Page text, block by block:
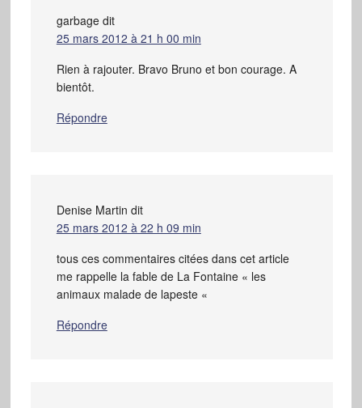
garbage dit
25 mars 2012 à 21 h 00 min
Rien à rajouter. Bravo Bruno et bon courage. A
bientôt.
Répondre
Denise Martin dit
25 mars 2012 à 22 h 09 min
tous ces commentaires citées dans cet article
me rappelle la fable de La Fontaine « les
animaux malade de lapeste «
Répondre